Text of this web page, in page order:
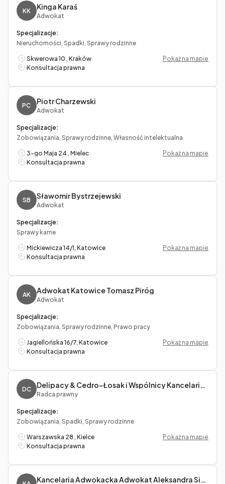
KK Kinga Karaś
Adwokat
Specjalizacje:
Nieruchomości, Spadki, Sprawy rodzinne
Skwerowa 10 , Kraków
Pokaż na mapie
Konsultacja prawna
PC Piotr Charzewski
Adwokat
Specjalizacje:
Zobowiązania, Sprawy rodzinne, Własność intelektualna
3-go Maja 24 , Mielec
Pokaż na mapie
Konsultacja prawna
SB Sławomir Bystrzejewski
Adwokat
Specjalizacje:
Sprawy karne
Mickiewicza 14/1, Katowice
Pokaż na mapie
Konsultacja prawna
AK Adwokat Katowice Tomasz Piróg
Adwokat
Specjalizacje:
Zobowiązania, Sprawy rodzinne, Prawo pracy
Jagiellońska 16/7, Katowice
Pokaż na mapie
Konsultacja prawna
DC
Radca prawny
Specjalizacje:
Zobowiązania, Spadki, Sprawy rodzinne
Warszawska 28 , Kielce
Pokaż na mapie
Konsultacja prawna